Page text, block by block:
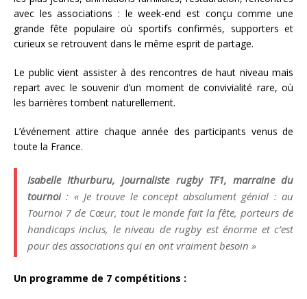
avec les associations : le week-end est conçu comme une
grande fête populaire où sportifs confirmés, supporters et
curieux se retrouvent dans le même esprit de partage.
Le public vient assister à des rencontres de haut niveau mais
repart avec le souvenir d’un moment de convivialité rare, où
les barrières tombent naturellement.
L’événement attire chaque année des participants venus de
toute la France.
Isabelle Ithurburu, journaliste rugby TF1, marraine du
tournoi: « Je trouve le concept absolument génial : au
Tournoi 7 de Cœur, tout le monde fait la fête, porteurs de
handicaps inclus, le niveau de rugby est énorme et c’est
pour des associations qui en ont vraiment besoin »
Un programme de 7 compétitions :